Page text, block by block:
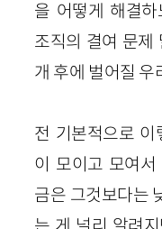
을 어떻게 해결
조직의 결여 문제
개 후에 벌어질 우
전 기본적으로 이
이 모이고 모여서
금은 그것보다는